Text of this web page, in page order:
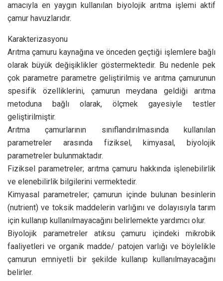
amacıyla en yaygın kullanılan biyolojik arıtma işlemi aktif
çamur havuzlarıdır.
Karakterizasyonu
Arıtma çamuru kaynağına ve önceden geçtiği işlemlere bağlı
olarak büyük değişiklikler göstermektedir. Bu nedenle pek
çok parametre parametre geliştirilmiş ve arıtma çamurunun
spesifik özelliklerini, çamurun meydana geldiği arıtma
metoduna bağlı olarak, ölçmek gayesiyle testler
geliştirilmiştir.
Arıtma çamurlarının sınıflandırılmasında kullanılan
parametreler arasında fiziksel, kimyasal, biyolojik
parametreler bulunmaktadır.
Fiziksel parametreler; arıtma çamuru hakkında işlenebilirlik
ve elenebilirlik bilgilerini vermektedir.
Kimyasal parametreler; çamurun içinde bulunan besinlerin
(nutrient) ve toksik maddelerin varlığını ve dolayısıyla tarım
için kullanıp kullanılmayacağını belirlemekte yardımcı olur.
Biyolojik parametreler atıksu çamuru içindeki mikrobik
faaliyetleri ve organik madde/ patojen varlığı ve böylelikle
çamurun emniyetli bir şekilde kullanıp kullanılmayacağını
belirler.